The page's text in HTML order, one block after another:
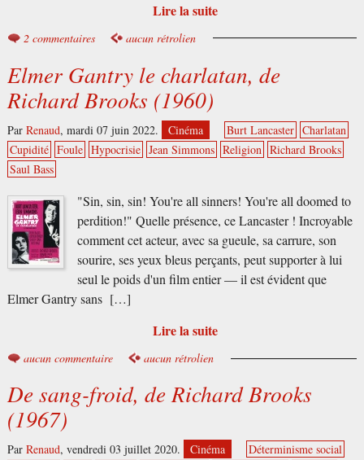
Lire la suite
2 commentaires aucun rétrolien
Elmer Gantry le charlatan, de
Richard Brooks (1960)
Par Renaud, mardi 07 juin 2022. Cinéma Burt Lancaster Charlatan
Cupidité Foule Hypocrisie Jean Simmons Religion Richard Brooks
Saul Bass
"Sin, sin, sin! You're all sinners! You're all doomed to
perdition!" Quelle présence, ce Lancaster ! Incroyable
comment cet acteur, avec sa gueule, sa carrure, son
sourire, ses yeux bleus perçants, peut supporter à lui
seul le poids d'un film entier — il est évident que
Elmer Gantry sans […]
Lire la suite
aucun commentaire aucun rétrolien
De sang-froid, de Richard Brooks
(1967)
Par Renaud, vendredi 03 juillet 2020. Cinéma
Déterminisme social